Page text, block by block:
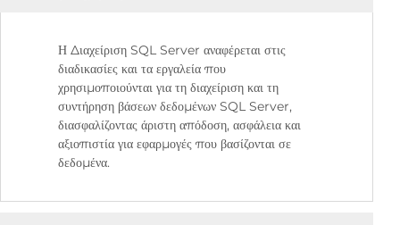
Η Διαχείριση SQL Server αναφέρεται στις
διαδικασίες και τα εργαλεία που
χρησιμοποιούνται για τη διαχείριση και τη
συντήρηση βάσεων δεδομένων SQL Server,
διασφαλίζοντας άριστη απόδοση, ασφάλεια και
αξιοπιστία για εφαρμογές που βασίζονται σε
δεδομένα.